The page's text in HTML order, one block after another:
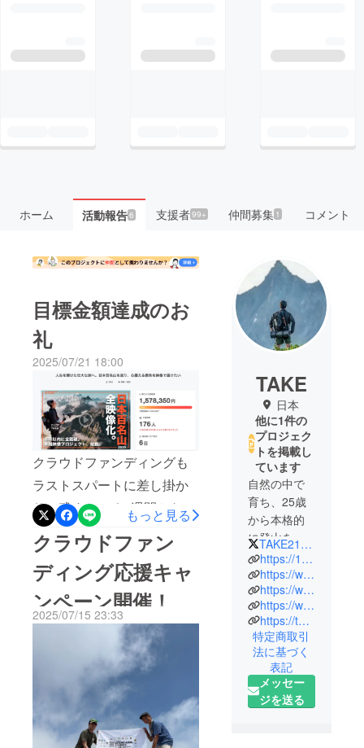
ホーム 活動報告6 支援者99+ 仲間募集 1 コメント
目標金額達成のお
礼
2025/07/21 18:00
クラウドファンディングも
ラストスパートに差し掛か
り、残すところ1週間となり
ました！先日、皆様からの
多大なる支援のお陰で、目
標金額である150万円を達成
することができました！！
支援していただいた皆様に
は、深く感謝申し上げま
す。今回のプロジェクトの
中でも、クラウドファン
ディングを成功させるとい
うのは1つの目標としていま
もっと見る
クラウドファン
ディング応援キャ
ンペーン開催！
2025/07/15 23:33
TAKE
日本
他に1件の
プロジェク
トを掲載し
ています
自然の中で
育ち、25歳
から本格的
に登山を開
始。
独学で映像
制作を学
び、日本の
山や自然を
YouTubeや
SNSで発信
していま
す。
TAKE211106
https://100mountain100stories.com
https://www.instagram.com/100mountains100stories
https://www.youtube.com/@takexss
https://www.instagram.com/takexss/
https://takechannel.theshop.jp/
特定商取引
法に基づく
表記
メッセー
ジを送る